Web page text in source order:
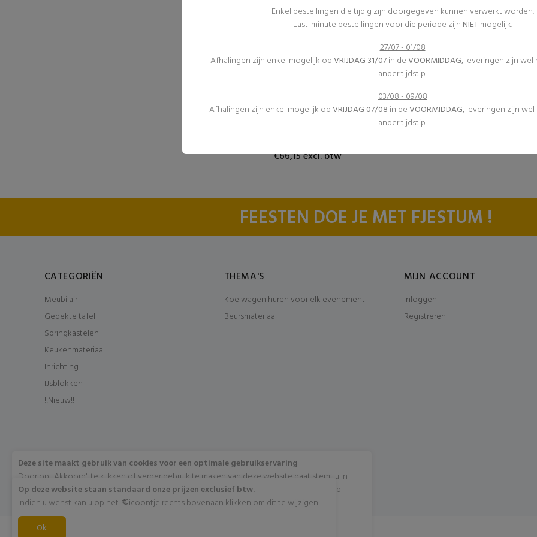
Verwarming
€66,15 excl. btw
FEESTEN DOE JE MET FJESTUM !
CATEGORIËN
Meubilair
Gedekte tafel
Springkastelen
Keukenmateriaal
Inrichting
IJsblokken
!!Nieuw!!
THEMA'S
Koelwagen huren voor elk evenement
Beursmateriaal
MIJN ACCOUNT
Inloggen
Registreren
Deze site maakt gebruik van cookies voor een optimale gebruikservaring
Door op "Akkoord" te klikken of verder gebruik te maken van deze website gaat stemt u in
met het gebruik van deze cookies. Wens je meer info omtrent deze cookies? Klik dan op
"Meer info".
Akkoord
Op deze website staan standaard onze prijzen exclusief btw.
Indien u wenst kan u op het
icoontje rechts bovenaan klikken om dit te wijzigen.
Ok
Enkel bestellingen die tijdig zijn doorgegeven kunnen verwerkt worden.
Last-minute bestellingen voor die periode zijn NIETmogelijk.
27/07 - 01/08
Afhalingen zijn enkel mogelijk opVRIJDAG 31/07in deVOORMIDDAG, leveringen zijn
ander tijdstip.
03/08 - 09/08
Afhalingen zijn enkel mogelijk opVRIJDAG 07/08 in deVOORMIDDAG, leveringen zijn
ander tijdstip.